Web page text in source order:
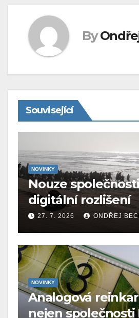
By
Související
NOVINKY
Nouze
digitální rozlišení
27. 7. 2026 ONDŘEJ
NOVINKY
Analogová
nejen společnosti